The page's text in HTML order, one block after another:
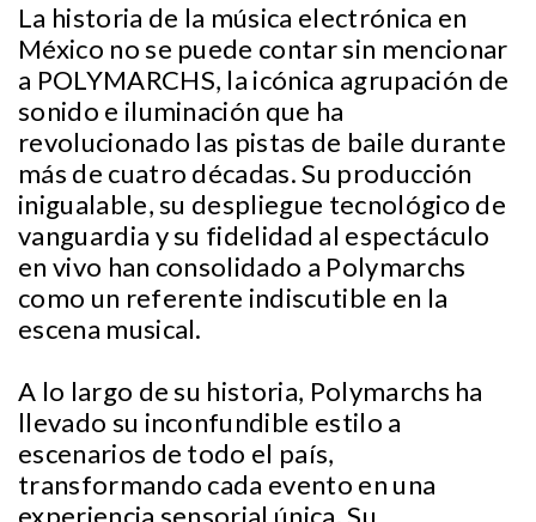
La historia de la música electrónica en
México no se puede contar sin mencionar
a POLYMARCHS, la icónica agrupación de
sonido e iluminación que ha
revolucionado las pistas de baile durante
más de cuatro décadas. Su producción
inigualable, su despliegue tecnológico de
vanguardia y su fidelidad al espectáculo
en vivo han consolidado a Polymarchs
como un referente indiscutible en la
escena musical.
A lo largo de su historia, Polymarchs ha
llevado su inconfundible estilo a
escenarios de todo el país,
transformando cada evento en una
experiencia sensorial única. Su